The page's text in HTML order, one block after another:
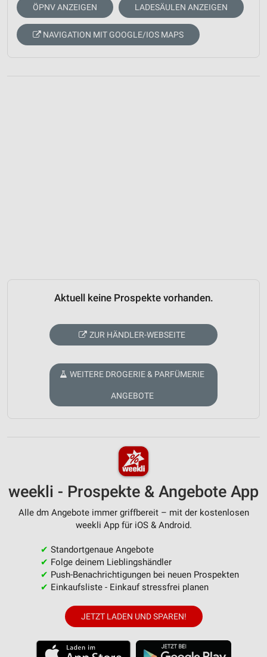
ÖPNV ANZEIGEN LADESÄULEN ANZEIGEN
NAVIGATION MIT GOOGLE/IOS MAPS
Aktuell keine Prospekte vorhanden.
ZUR HÄNDLER-WEBSEITE
WEITERE DROGERIE & PARFÜMERIE
ANGEBOTE
weekli - Prospekte & Angebote App
Alle dm Angebote immer griffbereit – mit der kostenlosen
weekli App für iOS & Android.
✔ Standortgenaue Angebote
✔ Folge deinem Lieblingshändler
✔ Push-Benachrichtigungen bei neuen Prospekten
✔ Einkaufsliste - Einkauf stressfrei planen
JETZT LADEN UND SPAREN!